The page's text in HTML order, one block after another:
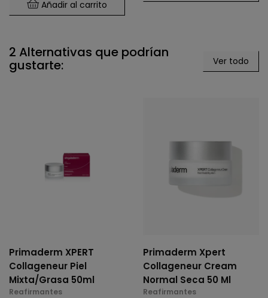
Añadir al carrito
2 Alternativas que podrían
gustarte: Ver todo
Primaderm XPERT
Collageneur Piel
Mixta/grasa 50ml
Reafirmantes
Primaderm Xpert
Collageneur Cream
Normal Seca 50 Ml
Reafirmantes